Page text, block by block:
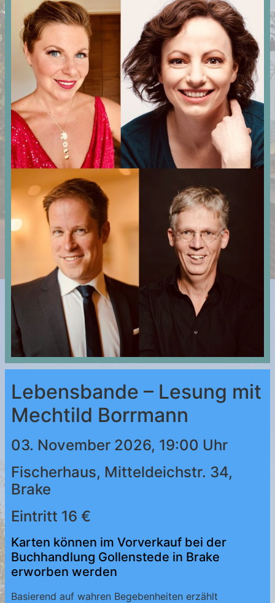
Lebensbande – Lesung mit
Mechtild Borrmann
03. November 2026, 19:00 Uhr
Fischerhaus, Mitteldeichstr. 34,
Brake
Eintritt 16 €
Karten können im Vorverkauf bei der
Buchhandlung Gollenstede in Brake
erworben werden
Basierend auf wahren Begebenheiten erzählt